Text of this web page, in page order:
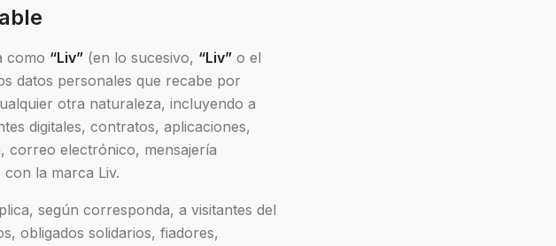
como “Liv” (en lo sucesivo, “Liv” o el
datos personales que recabe por
otra naturaleza, incluyendo a
digitales, contratos, aplicaciones,
correo electrónico, mensajería
la marca Liv.
según corresponda, a visitantes del
obligados solidarios, fiadores,